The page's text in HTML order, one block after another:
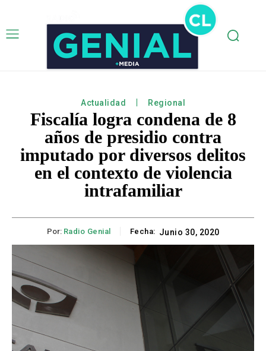
Actualidad Regional
Fiscalía logra condena de 8
años de presidio contra
imputado por diversos delitos
en el contexto de violencia
intrafamiliar
Por: Radio Genial Fecha: Junio 30, 2020